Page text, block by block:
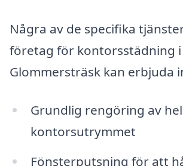
Några av de specifika
företag för kontorsstädning i
Glommersträsk kan erbjuda
Grundlig rengöring av
kontorsutrymmet
Fönsterputsning för att